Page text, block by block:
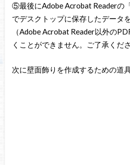
⑤最後にAdobe Acrobat Readerの
でデスクトップに保存したデータ
（Adobe Acrobat Reader以外の
くことができません。ご了承くださ
次に壁面飾りを作成するための道